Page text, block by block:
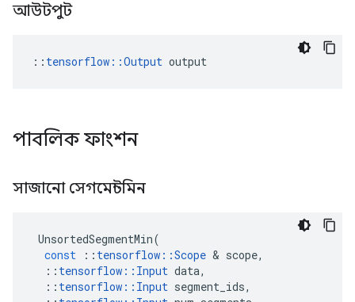
আউটপুট
:: tensorflow::Output output
পাবলিক ফাংশন
সাজানো সেগমেন্টমিন
UnsortedSegmentMin(
const
:: tensorflow ::Scope & scope,
:: tensorflow :: Input data,
:: tensorflow :: Input segment_ids,